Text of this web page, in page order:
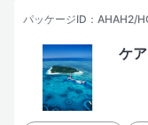
パッケージID：AHAH2/
ケ